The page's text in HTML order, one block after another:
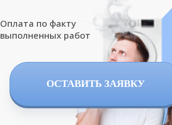
Оплата по факту
выполненных работ
ОСТАВИТЬ ЗАЯВКУ